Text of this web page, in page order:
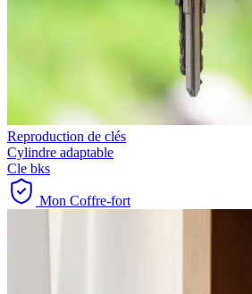
Reproduction de clés
Cylindre adaptable
Cle bks
Mon Coffre-fort